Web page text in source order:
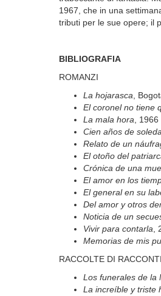
1967, che in una
tributi per le sue opere; il
BIBLIOGRAFIA
ROMANZI
La hojarasca,
El coronel no tiene
La mala hora, 1966
Cien años de
Relato de un
El otoño del
Crónica de una
El amor en los
El general en su
Del amor y otros
Noticia de un
Vivir para contarla,
Memorias de mis
RACCOLTE DI RACCONTI
Los funerales de la
La increíble y triste